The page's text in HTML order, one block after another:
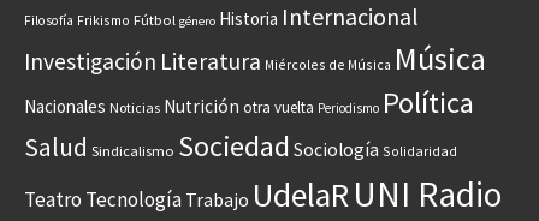
Filosofía Frikismo Fútbol género Historia Internacional
Investigación Literatura Miércoles de Música Música
Nacionales Noticias Nutrición otra vuelta Periodismo Política
Salud Sindicalismo Sociedad Sociología Solidaridad
Teatro Tecnología Trabajo UdelaRUNI Radio